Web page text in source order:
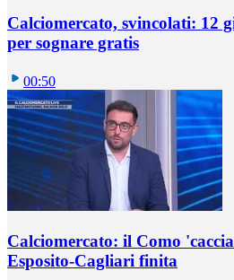
Calciomercato, svincolati: 12
per sognare gratis
00:50
Calciomercato: il Como
Esposito-Cagliari finita